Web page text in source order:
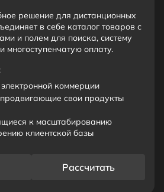
решение для дистанционных
в себе каталог товаров с
и полем для поиска, систему
многоступенчатую оплату.
коммерции
свои продукты
к масштабированию
клиентской базы
Рассчитать